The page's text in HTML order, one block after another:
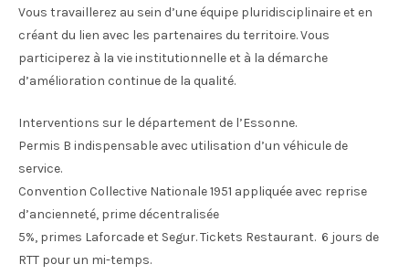
Vous travaillerez au sein d’une équipe pluridisciplinaire et en
créant du lien avec les partenaires du territoire. Vous
participerez à la vie institutionnelle et à la démarche
d’amélioration continue de la qualité.
Interventions sur le département de l’Essonne.
Permis B indispensable avec utilisation d’un véhicule de
service.
Convention Collective Nationale 1951 appliquée avec reprise
d’ancienneté, prime décentralisée
5%, primes Laforcade et Segur. Tickets Restaurant. 6 jours de
RTT pour un mi-temps.